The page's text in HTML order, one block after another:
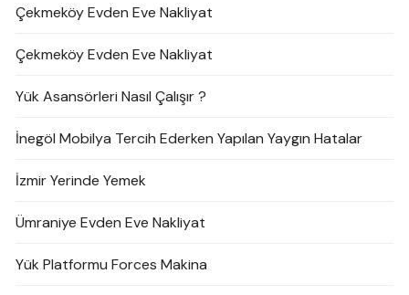
Çekmeköy Evden Eve Nakliyat
Çekmeköy Evden Eve Nakliyat
Yük Asansörleri Nasıl Çalışır ?
İnegöl Mobilya Tercih Ederken Yapılan Yaygın Hatalar
İzmir Yerinde Yemek
Ümraniye Evden Eve Nakliyat
Yük Platformu Forces Makina